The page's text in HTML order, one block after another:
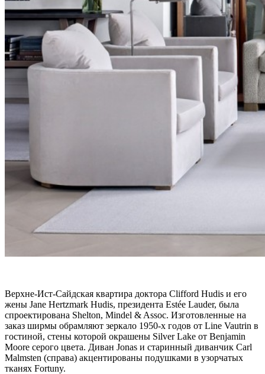
Верхне-Ист-Сайдская квартира доктора Clifford Hudis и его
жены Jane Hertzmark Hudis, президента Estée Lauder, была
спроектирована Shelton, Mindel & Assoc. Изготовленные на
заказ ширмы обрамляют зеркало 1950-х годов от Line Vautrin в
гостиной, стены которой окрашены Silver Lake от Benjamin
Moore серого цвета. Диван Jonas и старинный диванчик Carl
Malmsten (справа) акцентированы подушками в узорчатых
тканях Fortuny.